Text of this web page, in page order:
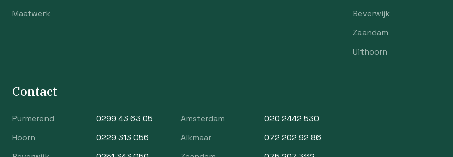
Maatwerk
Beverwijk
Zaandam
Uithoorn
Contact
Purmerend 0299 43 63 05 Amsterdam
020 2442 530
Hoorn
0229 313 056 Alkmaar
072 202 92 86